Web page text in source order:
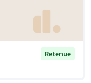
Retenue